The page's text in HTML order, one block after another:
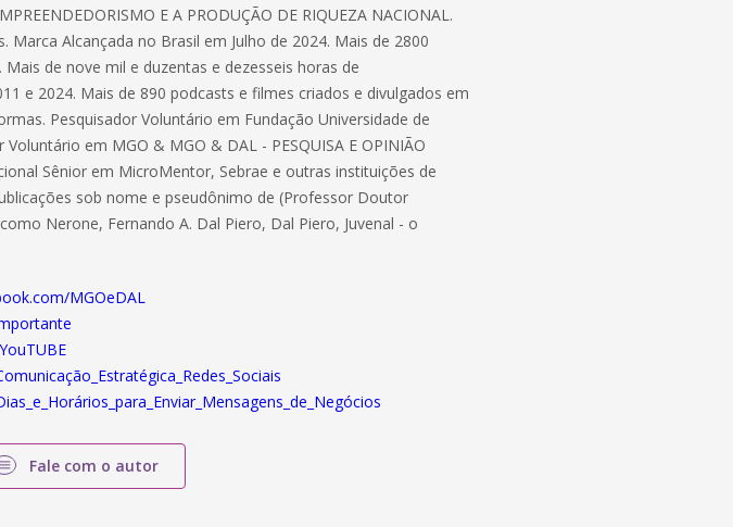
E A PRODUÇÃO DE RIQUEZA NACIONAL.
Marca Alcançada no Brasil em Julho de 2024. Mais de 2800
de nove mil e duzentas e dezesseis horas de
e 2024. Mais de 890 podcasts e filmes criados e divulgados em
Pesquisador Voluntário em Fundação Universidade de
em MGO & MGO & DAL - PESQUISA E OPINIÃO
Sênior em MicroMentor, Sebrae e outras instituições de
sob nome e pseudônimo de (Professor Doutor
Nerone, Fernando A. Dal Piero, Dal Piero, Juvenal - o
MGOeDAL
Fale com o autor